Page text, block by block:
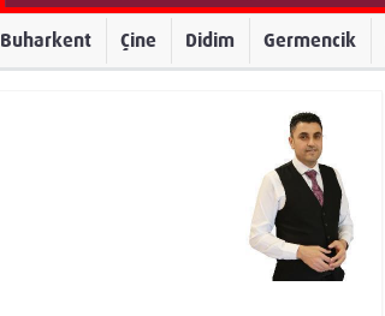
Buharkent Çine Didim Germencik